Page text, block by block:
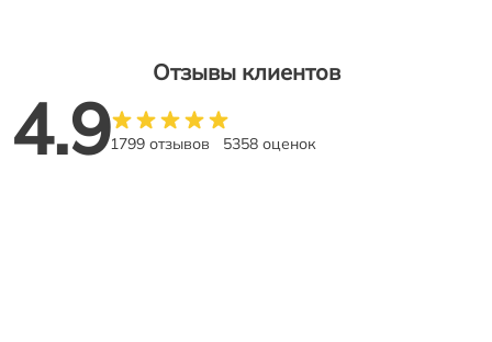
Отзывы клиентов
4.91799 отзывов 5358 оценок